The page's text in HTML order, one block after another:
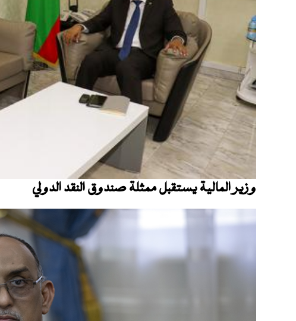
وزير المالية يستقبل ممثلة صندوق النقد الدولي